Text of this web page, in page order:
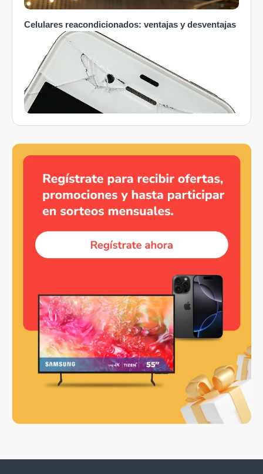
Celulares reacondicionados: ventajas y desventajas